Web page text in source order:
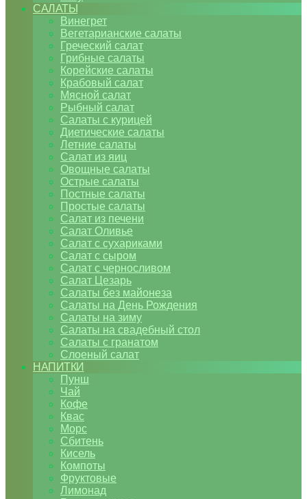
САЛАТЫ
Винегрет
Вегетарианские салаты
Греческий салат
Грибные салаты
Корейские салаты
Крабовый салат
Мясной салат
Рыбный салат
Салаты с курицей
Диетические салаты
Летние салаты
Салат из яиц
Овощные салаты
Острые салаты
Постные салаты
Простые салаты
Салат из печени
Салат Оливье
Салат с сухариками
Салат с сыром
Салат с черносливом
Салат Цезарь
Салаты без майонеза
Салаты на День Рождения
Салаты на зиму
Салаты на свадебный стол
Салаты с гранатом
Слоеный салат
НАПИТКИ
Пунш
Чай
Кофе
Квас
Морс
Сбитень
Кисель
Компоты
Фруктовые
Лимонад